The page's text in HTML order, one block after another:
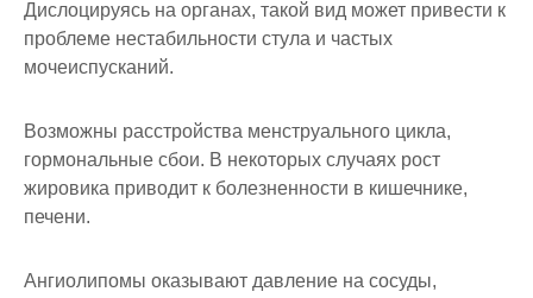
Дислоцируясь на органах, такой вид может привести к
проблеме нестабильности стула и частых
мочеиспусканий.
Возможны расстройства менструального цикла,
гормональные сбои. В некоторых случаях рост
жировика приводит к болезненности в кишечнике,
печени.
Ангиолипомы оказывают давление на сосуды,